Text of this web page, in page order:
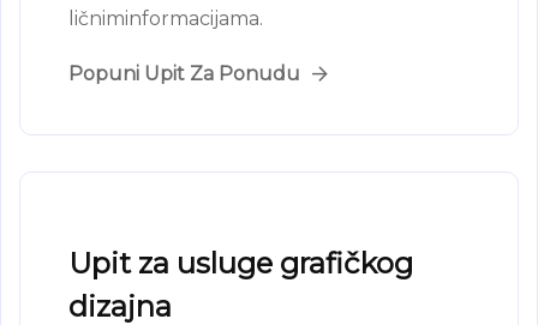
ličniminformacijama.
Popuni Upit Za Ponudu
Upit za usluge grafičkog
dizajna